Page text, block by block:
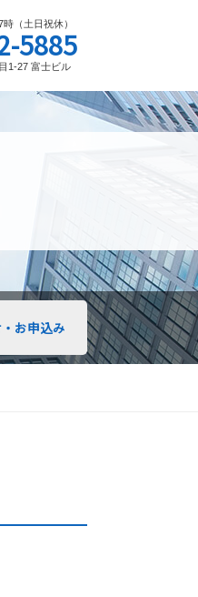
（土日祝休）
5885
1-27 富士ビル
お申込み